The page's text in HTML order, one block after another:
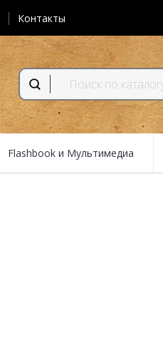
Контакты
Flashbook и Мультимедиа